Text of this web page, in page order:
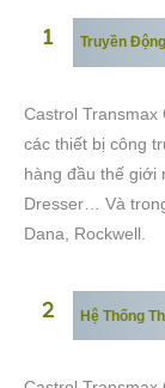
Truyền
Castrol
các thiết bị công
hàng đầu thế giới
Dresser… Và
Dana, Rockwell.
Hệ Thống